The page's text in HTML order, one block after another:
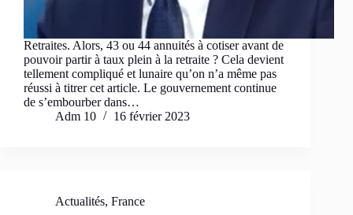
Retraites. Alors, 43 ou 44 annuités à cotiser avant de
pouvoir partir à taux plein à la retraite ? Cela devient
tellement compliqué et lunaire qu’on n’a même pas
réussi à titrer cet article. Le gouvernement continue
de s’embourber dans…
Adm 10
16 février 2023
Actualités, France